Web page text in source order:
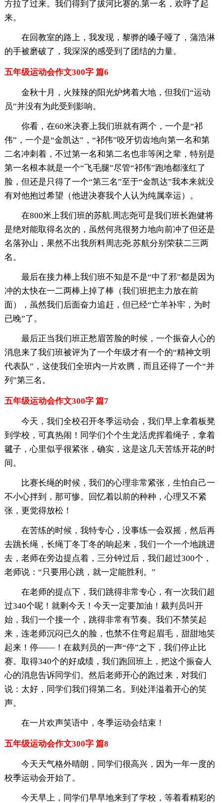
方拉了过来。我们得到了拔河比赛的.第一名，欢呼了起
来。
在回教室的路上，我发现，黎骅的嗓子哑了，蒲浩淋
的手被磨破了，我深深的感受到了团结的力量。
五年级运动会作文300字 篇6
金秋十月，火辣辣的阳光炉烤着大地，但我们“运动
员”并没有为此受到影响。
你看，在60米决赛上我们班就有两个，一个是“祁
伟”，一个是“金凯达”，“祁伟”咬牙切齿地向第一名和第
二名冲刺着，不过第一名和第二名也非等闲之辈，特别是
第一名根本就是一个“飞毛腿”尽管“祁伟”跑地都涨红了
脸，但还是只得了一个“第三名”至于“金凯达”我本来就没
有对他抱过希望（他进决赛我个人认为纯属幸运）。
在800米上我们班的苏航.周志尧可是我们班长跑健将
是绝对能取得名次的，虽然何兆很努力地向前冲了但还是
名落孙山，果然不出我所料周志尧.苏航分别荣获二三两
名。
最后在接力棒上我们班不知是不是“中了邪”都是因为
冲的太快在一二两棒上掉了棒（我们班把主力放在前
面），虽然我们后面奋力追赶，但已经“亡羊补牢，为时
已晚”了。
最后正当我们班正愁眉苦脸的时候，一个振奋人心的
消息来了我们班被评为了一个年级才有一个的“精神文明
代表队”，这使我们全班内一片欢腾，而且还得了一个“并
列”第三名。
五年级运动会作文300字 篇7
今天，我们全校召开冬季运动会，我们早上拿着板凳
到学校，可真热闹！同学们个个生龙活虎挥着绳子，拿着
毽子，心里似乎很紧张，确实，这是这几天苦练开花的时
间。
比赛长绳的时候，我们的心理非常紧张，生怕自己一
不小心拌到，那可惨。回忆着以前的种种，心理又不紧
张，更觉得放松！
在苦练的时候，我特专心，没事练一会双摇，然后再
去跳长绳，长绳丁冬丁冬的响起来，我们一个一个地跳进
去，老师在旁边提点着，三分钟过后，我们超过300个，
老师说：“只要用心跳，就一定能胜利。”
在老师的提点下，我们跳得非常专心，有一次我们超
过340个呢！就剩今天！今天一定要加油！裁判员叫开
始，我们一个接一个，跳得非常有节奏。我们不禁笑起
来，连老师沉闷已久的脸，也禁不住弯起眉毛，甜甜地笑
起来！停――！在裁判员的一声“停”之下，我们停止比
赛。取得340个的好成绩，我们跑回班上，把这个振奋人
心的消息告诉同学们。然后老师开心的跑过来，对我们
说：太好，同学们我们得第二名。到处洋溢着开心的笑
声。
在一片欢声笑语中，冬季运动会结束！
五年级运动会作文300字 篇8
今天天气格外晴朗，同学们很高兴，因为一年一度的
校季运动会开始了。
今天早上，同学们早早地来到了学校，等着看精彩的